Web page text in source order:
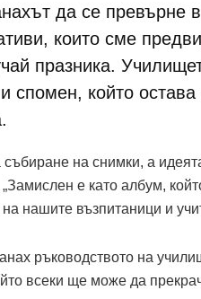
да се превърне
които сме
празника.
спомен, който
на снимки, а
е като албум,
нашите възпитаници и
ръководството на
всеки ще може да